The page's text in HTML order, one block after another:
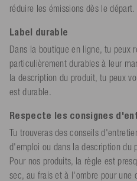
réduire les émissions dès le départ.
Label durable
Dans la boutique en ligne, tu peux
particulièrement durables à leur
la description du produit, tu peux
est durable.
Respecte les consignes
Tu trouveras des conseils
d'emploi ou dans la description du
Pour nos produits, la règle est
sec, au frais et à l'ombre pour une